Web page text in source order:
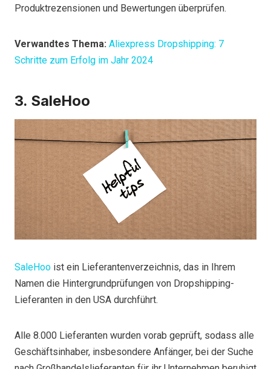
Produktrezensionen und Bewertungen überprüfen.
Verwandtes Thema: Aliexpress Dropshipping: 7
Schritte zum Erfolg im Jahr 2024
3. SaleHoo
SaleHoo ist ein Lieferantenverzeichnis, das in Ihrem
Namen die Hintergrundprüfungen von Dropshipping-
Lieferanten in den USA durchführt.
Alle 8.000 Lieferanten wurden vorab geprüft, sodass alle
Geschäftsinhaber, insbesondere Anfänger, bei der Suche